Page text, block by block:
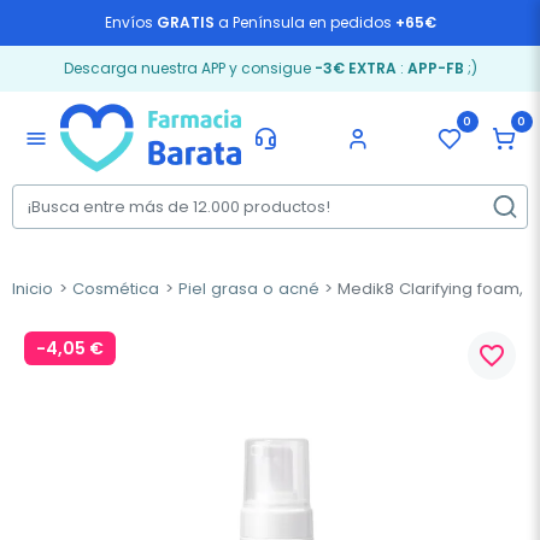
Envíos GRATIS a Península en pedidos +65€
Descarga nuestra APP y consigue -3€ EXTRA: APP-FB ;)
menu
0 0
Inicio Cosmética Piel grasa o acné Medik8 Clarifying foam,
-4,05 € favorite_border